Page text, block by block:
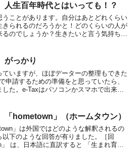
人生百年時代とはいっても！？
ことがあります。自分はあとどれくらい
られるのだろうかと！どのくらいの人が
るのでしょうか？生きたいと言う気持ち
がっかり
ていますが、ほぼデーターの整理もできた
申請するための準備をと思っていたら、
た。e-Taxはパソコンかスマホで出来る
「hometown」（ホームタウン）
」は外国ではどのような解釈されるの
下のような回答が有りました。［回
は、日本語に直訳すると 「生まれ育っ